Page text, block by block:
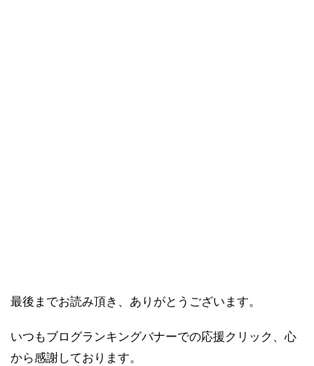
最後までお読み頂き、ありがとうございます。
いつもブログランキングバナーでの応援クリック、心
から感謝しております。